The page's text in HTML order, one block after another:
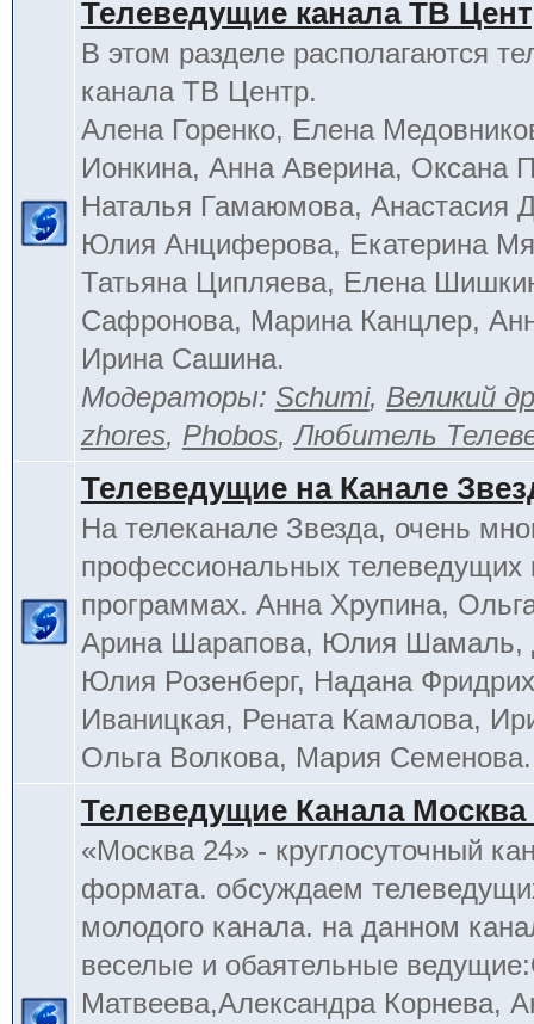
Телеведущие канала ТВ
В этом разделе располагаются
канала ТВ Центр.
Алена Горенко, Елена
Ионкина, Анна Аверина, Оксана
Наталья Гамаюмова, Анастасия
Юлия Анциферова, Екатерина
Татьяна Ципляева, Елена
Сафронова, Марина Канцлер,
Ирина Сашина.
Модераторы: Schumi, Великий
zhores, Phobos,Любитель
Телеведущие на Канале
На телеканале Звезда, очень
профессиональных телеведущих
программах. Анна Хрупина,
Арина Шарапова, Юлия Шамаль,
Юлия Розенберг, Надана
Иваницкая, Рената Камалова,
Ольга Волкова, Мария Семенова.
Телеведущие Канала Москва
«Москва 24» - круглосуточный
формата. обсуждаем
молодого канала. на данном
веселые и обаятельные
Матвеева,Александра Корнева,